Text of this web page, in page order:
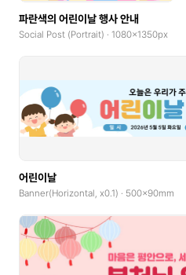
파란색의 어린이날 행사 안내
Social Post (Portrait) · 1080x1350px
어린이날
Banner(Horizontal, x0.1) · 500x90mm